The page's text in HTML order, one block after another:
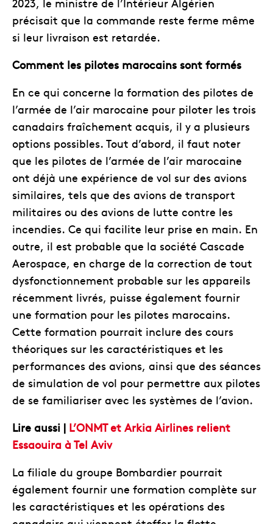
précisait que la commande reste ferme même
si leur livraison est retardée.
Comment les pilotes marocains sont formés
En ce qui concerne la formation des pilotes de
l’armée de l’air marocaine pour piloter les trois
canadairs fraîchement acquis, il y a plusieurs
options possibles. Tout d’abord, il faut noter
que les pilotes de l’armée de l’air marocaine
ont déjà une expérience de vol sur des avions
similaires, tels que des avions de transport
militaires ou des avions de lutte contre les
incendies. Ce qui facilite leur prise en main. En
outre, il est probable que la société Cascade
Aerospace, en charge de la correction de tout
dysfonctionnement probable sur les appareils
récemment livrés, puisse également fournir
une formation pour les pilotes marocains.
Cette formation pourrait inclure des cours
théoriques sur les caractéristiques et les
performances des avions, ainsi que des séances
de simulation de vol pour permettre aux pilotes
de se familiariser avec les systèmes de l’avion.
Lire aussi | L’ONMT et Arkia Airlines relient
Essaouira à Tel Aviv
La filiale du groupe Bombardier pourrait
également fournir une formation complète sur
les caractéristiques et les opérations des